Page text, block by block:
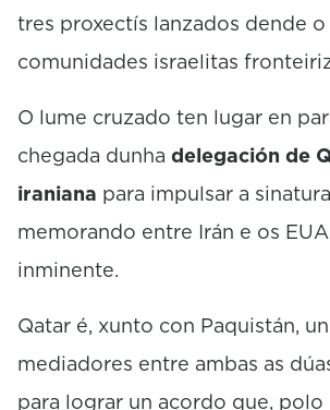
tres proxectís lanzados dende
comunidades israelitas
O lume cruzado ten lugar en
chegada dunha delegación de
iraniana para impulsar a
memorando entre Irán e os
inminente.
Qatar é, xunto con Paquistán,
mediadores entre ambas as
para lograr un acordo que,